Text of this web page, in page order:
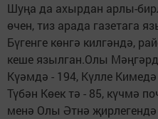
Шуңа да ахырдан арлы-
өчен, тиз арада газетага
Бүгенге көнгә килгәндә,
кеше язылган.Олы
Күәмдә - 194, Күлле
Түбән Көек тә - 85, күчмә
менә Олы Әтнә җирлегендә